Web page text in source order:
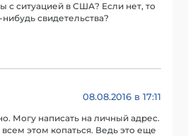
с ситуацией в США? Если нет, то
свидетельства?
08.08.2016 в 17:11
Могу написать на личный адрес.
этом копаться. Ведь это еще